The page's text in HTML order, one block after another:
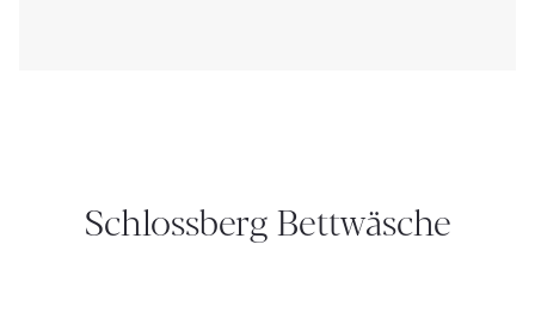
Schlossberg Bettwäsche